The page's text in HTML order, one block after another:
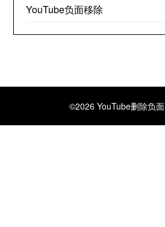
YouTube负面移除
©2026 YouTube删除负面